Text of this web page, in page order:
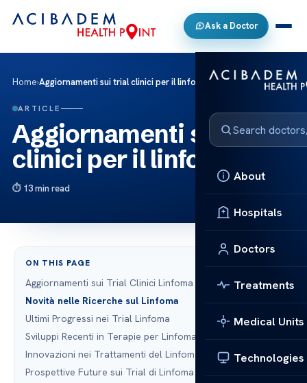
Ask a Doctor
About
Hospitals
Doctors
Treatments
Medical Units
Technologies
Home›Aggiornamenti sui trial clinici per il linfoma
ARTICLE
Aggiornamenti sui trial
clinici per il linfoma
13 min read
ON THIS PAGE
Aggiornamenti sui Trial Clinici Linfoma
Novità nelle Ricerche sul Linfoma
Ultimi Progressi nei Trial Linfoma
Sviluppi Recenti in Terapie per Linfoma
Innovazioni nei Trattamenti del Linfoma
Prospettive Future sui Trial di Linfoma